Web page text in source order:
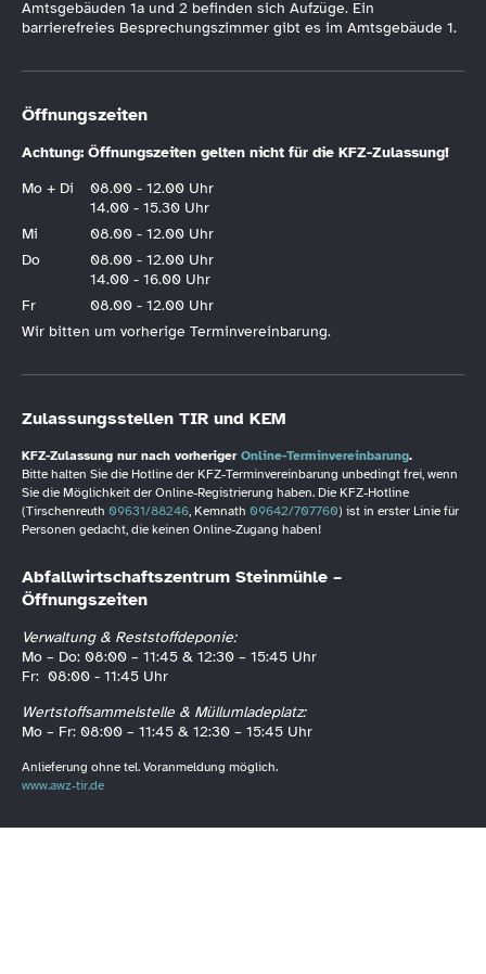
Amtsgebäuden 1a und 2 befinden sich Aufzüge. Ein
barrierefreies Besprechungszimmer gibt es im Amtsgebäude 1.
Öffnungszeiten
Achtung: Öffnungszeiten gelten nicht für die KFZ-Zulassung!
Mo + Di
08.00 - 12.00 Uhr
14.00 - 15.30 Uhr
Mi
08.00 - 12.00 Uhr
Do
08.00 - 12.00 Uhr
14.00 - 16.00 Uhr
Fr
08.00 - 12.00 Uhr
Wir bitten um vorherige Terminvereinbarung.
Zulassungsstellen TIR und KEM
KFZ-Zulassung nur nach vorheriger Online-Terminvereinbarung.
Bitte halten Sie die Hotline der KFZ-Terminvereinbarung unbedingt frei, wenn
Sie die Möglichkeit der Online-Registrierung haben. Die KFZ-Hotline
(Tirschenreuth 09631/88246, Kemnath 09642/707760) ist in erster Linie für
Personen gedacht, die keinen Online-Zugang haben!
Abfallwirtschaftszentrum Steinmühle –
Öffnungszeiten
Verwaltung & Reststoffdeponie:
Mo – Do: 08:00 – 11:45 & 12:30 – 15:45 Uhr
Fr: 08:00 - 11:45 Uhr
Wertstoffsammelstelle & Müllumladeplatz:
Mo – Fr: 08:00 – 11:45 & 12:30 – 15:45 Uhr
Anlieferung ohne tel. Voranmeldung möglich.
www.awz-tir.de